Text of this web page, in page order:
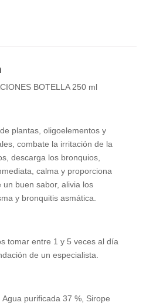
BOTELLA 250 ml
plantas, oligoelementos y
combate la irritación de la
descarga los bronquios,
calma y proporciona
un buen sabor, alivia los
y bronquitis asmática.
tomar entre 1 y 5 veces al día
de un especialista.
purificada 37 %, Sirope